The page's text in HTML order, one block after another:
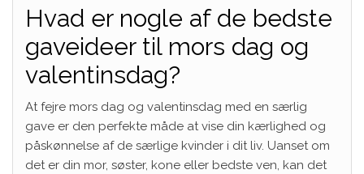
Hvad er nogle af de bedste
gaveideer til mors dag og
valentinsdag?
At fejre mors dag og valentinsdag med en særlig
gave er den perfekte måde at vise din kærlighed og
påskønnelse af de særlige kvinder i dit liv. Uanset om
det er din mor, søster, kone eller bedste ven, kan det